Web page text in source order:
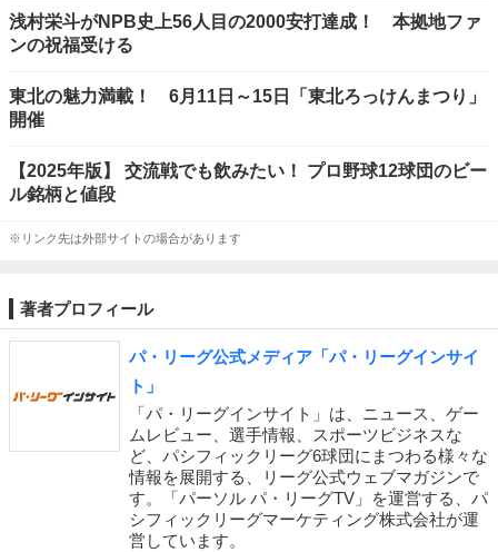
浅村栄斗がNPB史上56人目の2000安打達成！ 本拠地ファ
ンの祝福受ける
東北の魅力満載！ 6月11日～15日「東北ろっけんまつり」
開催
【2025年版】 交流戦でも飲みたい！ プロ野球12球団のビー
ル銘柄と値段
※リンク先は外部サイトの場合があります
著者プロフィール
パ・リーグ公式メディア「パ・リーグインサイ
ト」
「パ・リーグインサイト」は、ニュース、ゲー
ムレビュー、選手情報、スポーツビジネスな
ど、パシフィックリーグ6球団にまつわる様々な
情報を展開する、リーグ公式ウェブマガジンで
す。「パーソル パ・リーグTV」を運営する、パ
シフィックリーグマーケティング株式会社が運
営しています。